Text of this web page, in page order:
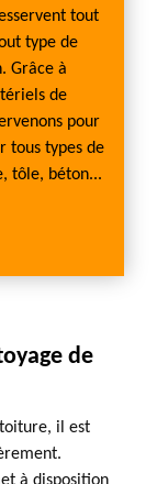
tout
type de
Grâce à
de
pour
tous types de
tôle, béton...
de
il est